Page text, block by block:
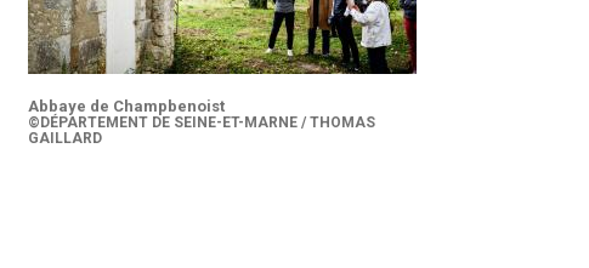
Abbaye de Champbenoist
©DÉPARTEMENT DE SEINE-ET-MARNE / THOMAS
GAILLARD